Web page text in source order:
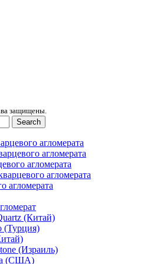
защищены.
Search
агломерата
агломерата
агломерата
агломерата
агломерата
(Китай)
(Турция)
(Израиль)
(США)